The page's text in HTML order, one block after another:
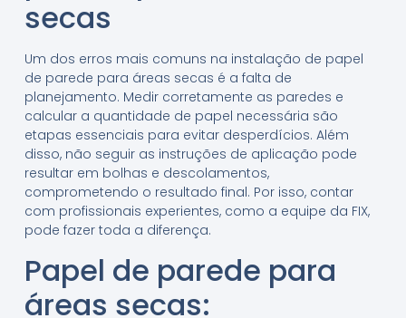
secas
Um dos erros mais comuns na instalação de papel
de parede para áreas secas é a falta de
planejamento. Medir corretamente as paredes e
calcular a quantidade de papel necessária são
etapas essenciais para evitar desperdícios. Além
disso, não seguir as instruções de aplicação pode
resultar em bolhas e descolamentos,
comprometendo o resultado final. Por isso, contar
com profissionais experientes, como a equipe da FIX,
pode fazer toda a diferença.
Papel de parede para
áreas secas: